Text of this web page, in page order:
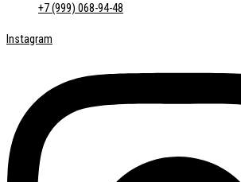
+7 (999) 068-94-48
Instagram